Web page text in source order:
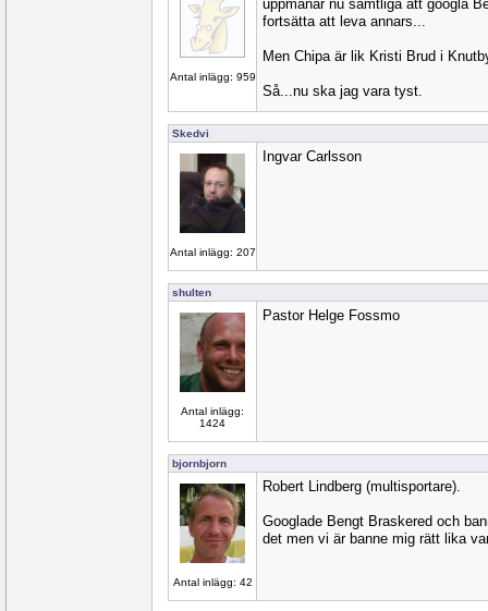
Antal inlägg: 959
uppmanar nu samtliga att googla
fortsätta att leva annars...
Men Chipa är lik Kristi Brud i
Så...nu ska jag vara tyst.
Skedvi
Antal inlägg: 207
Ingvar Carlsson
shulten
Antal inlägg:
1424
Pastor Helge Fossmo
bjornbjorn
Antal inlägg: 42
Robert Lindberg (multisportare).
Googlade Bengt Braskered och
det men vi är banne mig rätt lika